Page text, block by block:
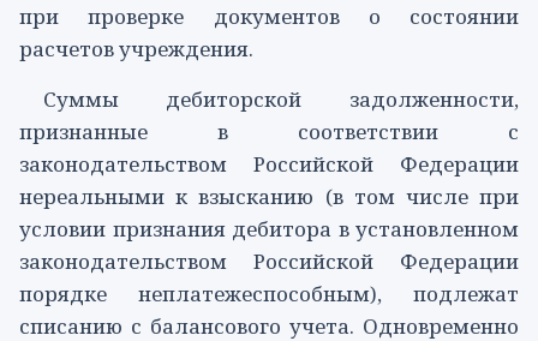
при проверке документов о состоянии
расчетов учреждения.
Суммы дебиторской задолженности,
признанные в соответствии с
законодательством Российской Федерации
нереальными к взысканию (в том числе при
условии признания дебитора в установленном
законодательством Российской Федерации
порядке неплатежеспособным), подлежат
списанию с балансового учета. Одновременно